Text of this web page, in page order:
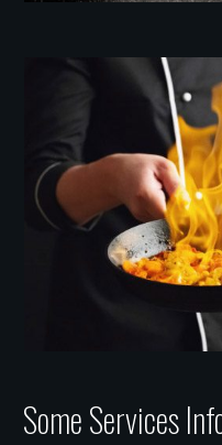
Some Services